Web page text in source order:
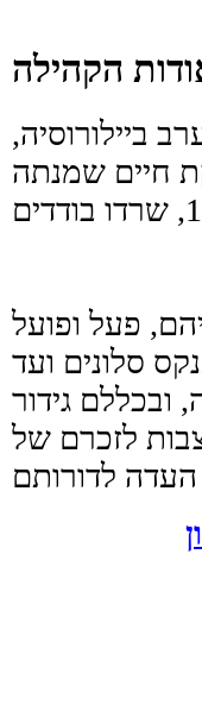
הקהילה
ביילורוסיה,
חיים שמנתה
פעל ופועל
סלונים ועד
גידור
לזכרם של